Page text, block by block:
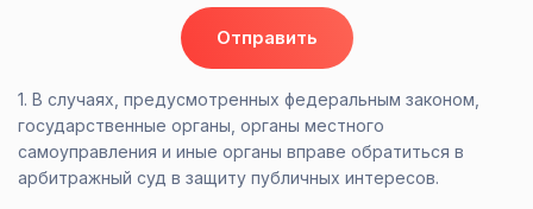
Отправить
1. В случаях, предусмотренных федеральным законом,
государственные органы, органы местного
самоуправления и иные органы вправе обратиться в
арбитражный суд в защиту публичных интересов.